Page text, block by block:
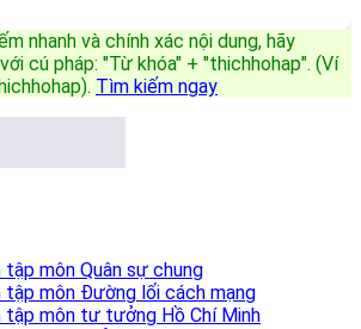
nhanh và chính xác nội dung, hãy
cú pháp: "Từ khóa" + "thichhohap". (Ví
. Tìm kiếm ngay
tập môn Quân sự chung
tập môn Đường lối cách mạng
tập môn tư tưởng Hồ Chí Minh